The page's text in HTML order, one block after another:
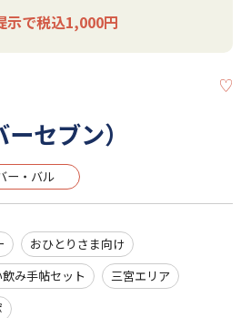
示で税込1,000円
セブン）
ー・バル
おひとりさま向け
み手帖セット
三宮エリア